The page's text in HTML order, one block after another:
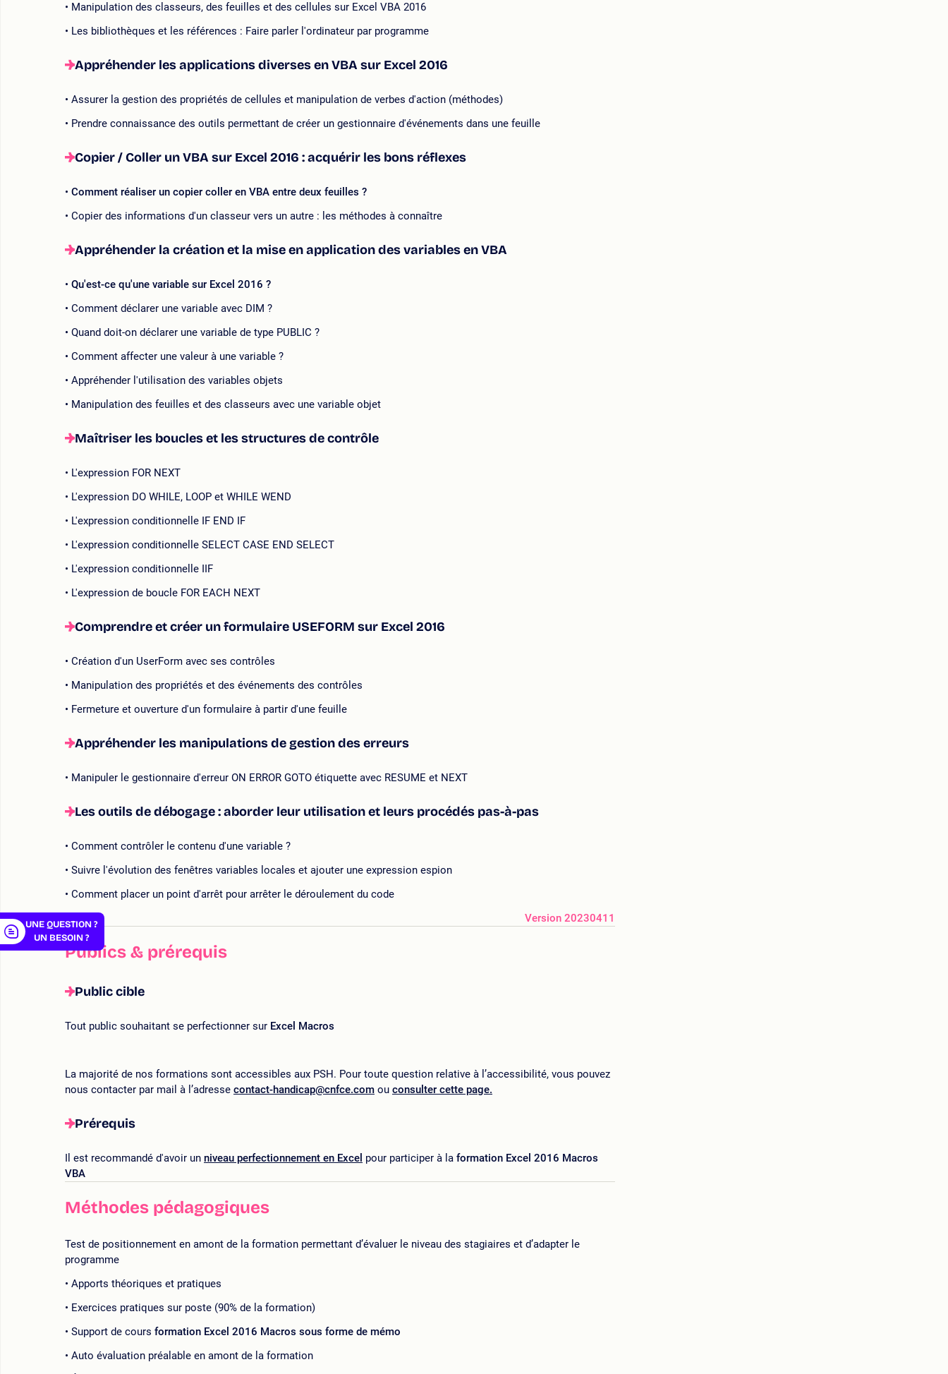
Manipulation des classeurs, des feuilles et des cellules sur Excel VBA 2016
Les bibliothèques et les références : Faire parler l'ordinateur par programme
Appréhender les applications diverses en VBA sur Excel 2016
Assurer la gestion des propriétés de cellules et manipulation de verbes d'action (méthodes)
Prendre connaissance des outils permettant de créer un gestionnaire d'événements dans une feuille
Copier / Coller un VBA sur Excel 2016 : acquérir les bons réflexes
Comment réaliser un copier coller en VBA entre deux feuilles ?
Copier des informations d'un classeur vers un autre : les méthodes à connaître
Appréhender la création et la mise en application des variables en VBA
Qu'est-ce qu'une variable sur Excel 2016 ?
Comment déclarer une variable avec DIM ?
Quand doit-on déclarer une variable de type PUBLIC ?
Comment affecter une valeur à une variable ?
Appréhender l'utilisation des variables objets
Manipulation des feuilles et des classeurs avec une variable objet
Maîtriser les boucles et les structures de contrôle
L'expression FOR NEXT
L'expression DO WHILE, LOOP et WHILE WEND
L'expression conditionnelle IF END IF
L'expression conditionnelle SELECT CASE END SELECT
L'expression conditionnelle IIF
L'expression de boucle FOR EACH NEXT
Comprendre et créer un formulaire USEFORM sur Excel 2016
Création d'un UserForm avec ses contrôles
Manipulation des propriétés et des événements des contrôles
Fermeture et ouverture d'un formulaire à partir d'une feuille
Appréhender les manipulations de gestion des erreurs
Manipuler le gestionnaire d'erreur ON ERROR GOTO étiquette avec RESUME et NEXT
Les outils de débogage : aborder leur utilisation et leurs procédés pas-à-pas
Comment contrôler le contenu d'une variable ?
Suivre l'évolution des fenêtres variables locales et ajouter une expression espion
Comment placer un point d'arrêt pour arrêter le déroulement du code
Version 20230411
Publics & prérequis
Public cible
Tout public souhaitant se perfectionner sur Excel Macros
La majorité de nos formations sont accessibles aux PSH. Pour toute question relative à l’accessibilité, vous pouvez
nous contacter par mail à l’adresse contact-handicap@cnfce.com ou consulter cette page.
Prérequis
Il est recommandé d'avoir un niveau perfectionnement en Excel pour participer à la formation Excel 2016 Macros
VBA
Méthodes pédagogiques
Test de positionnement en amont de la formation permettant d’évaluer le niveau des stagiaires et d’adapter le
programme
Apports théoriques et pratiques
Exercices pratiques sur poste (90% de la formation)
Support de cours formation Excel 2016 Macros sous forme de mémo
Auto évaluation préalable en amont de la formation
UNE QUESTION ?
UN BESOIN ?